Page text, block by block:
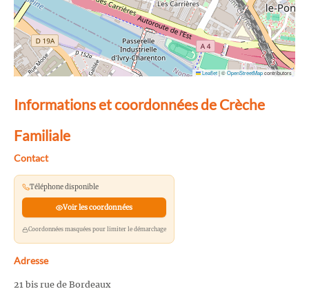
Leaflet|©OpenStreetMapcontributors
Informations et coordonnées de Crèche
Familiale
Contact
Téléphone disponible
Voir les coordonnées
Coordonnées masquées pour limiter le démarchage
Adresse
21 bis rue de Bordeaux